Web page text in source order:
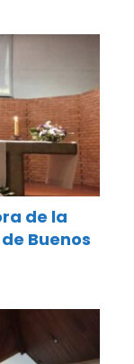
de la
Buenos